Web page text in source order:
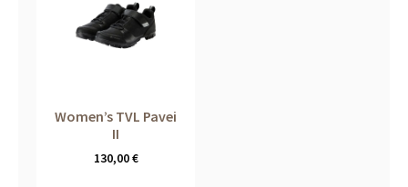
Women’s TVL Pavei
II
130,00€